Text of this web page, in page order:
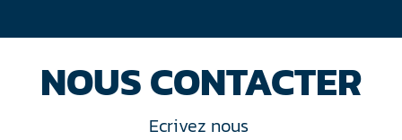
NOUS CONTACTER
Ecrivez nous